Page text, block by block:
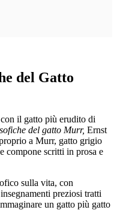
del Gatto
il gatto più erudito di
del gatto Murr, Ernst
a Murr, gatto grigio
compone scritti in prosa e
sulla vita, con
preziosi tratti
un gatto più gatto